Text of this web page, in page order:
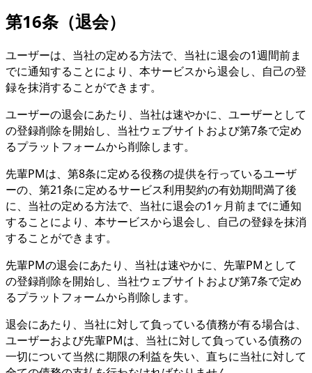
第16条（退会）
ユーザーは、当社の定める方法で、当社に退会の1週間前ま
でに通知することにより、本サービスから退会し、自己の登
録を抹消することができます。
ユーザーの退会にあたり、当社は速やかに、ユーザーとして
の登録削除を開始し、当社ウェブサイトおよび第7条で定め
るプラットフォームから削除します。
先輩PMは、第8条に定める役務の提供を行っているユーザ
ーの、第21条に定めるサービス利用契約の有効期間満了後
に、当社の定める方法で、当社に退会の1ヶ月前までに通知
することにより、本サービスから退会し、自己の登録を抹消
することができます。
先輩PMの退会にあたり、当社は速やかに、先輩PMとして
の登録削除を開始し、当社ウェブサイトおよび第7条で定め
るプラットフォームから削除します。
退会にあたり、当社に対して負っている債務が有る場合は、
ユーザーおよび先輩PMは、当社に対して負っている債務の
一切について当然に期限の利益を失い、直ちに当社に対して